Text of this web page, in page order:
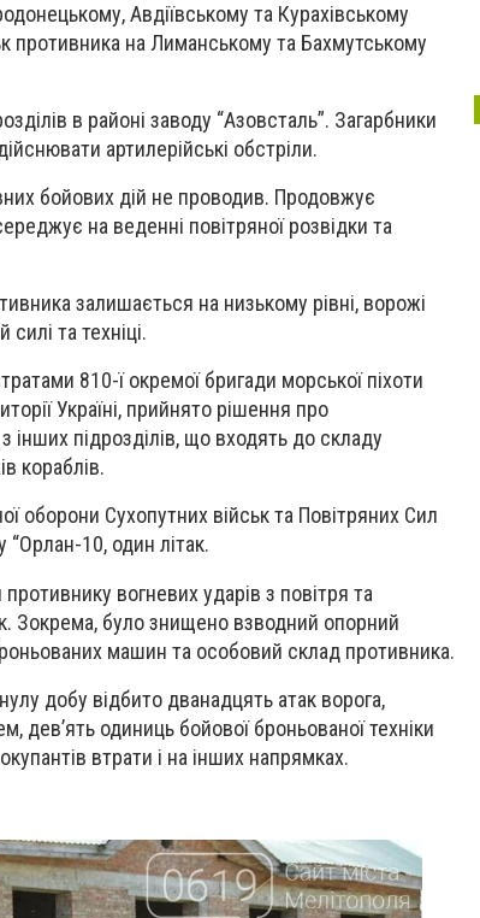
Авдіївському та Курахівському
противника на Лиманському та Бахмутському
в районі заводу “Азовсталь”. Загарбники
артилерійські обстріли.
бойових дій не проводив. Продовжує
на веденні повітряної розвідки та
залишається на низькому рівні, ворожі
та техніці.
810-ї окремої бригади морської піхоти
Україні, прийнято рішення про
підрозділів, що входять до складу
кораблів.
оборони Сухопутних військ та Повітряних Сил
“Орлан-10, один літак.
вогневих ударів з повітря та
Зокрема, було знищено взводний опорний
машин та особовий склад противника.
добу відбито дванадцять атак ворога,
дев’ять одиниць бойової броньованої техніки
втрати і на інших напрямках.